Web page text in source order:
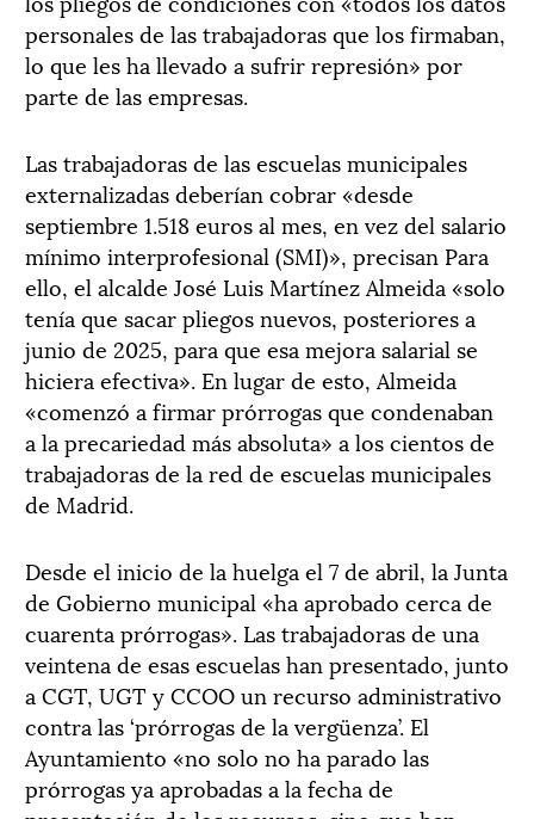
personales de las trabajadoras que los firmaban,
lo que les ha llevado a sufrir represión» por
parte de las empresas.
Las trabajadoras de las escuelas municipales
externalizadas deberían cobrar «desde
septiembre 1.518 euros al mes, en vez del salario
mínimo interprofesional (SMI)», precisan Para
ello, el alcalde José Luis Martínez Almeida «solo
tenía que sacar pliegos nuevos, posteriores a
junio de 2025, para que esa mejora salarial se
hiciera efectiva». En lugar de esto, Almeida
«comenzó a firmar prórrogas que condenaban
a la precariedad más absoluta» a los cientos de
trabajadoras de la red de escuelas municipales
de Madrid.
Desde el inicio de la huelga el 7 de abril, la Junta
de Gobierno municipal «ha aprobado cerca de
cuarenta prórrogas». Las trabajadoras de una
veintena de esas escuelas han presentado, junto
a CGT, UGT y CCOO un recurso administrativo
contra las ‘prórrogas de la vergüenza’. El
Ayuntamiento «no solo no ha parado las
prórrogas ya aprobadas a la fecha de